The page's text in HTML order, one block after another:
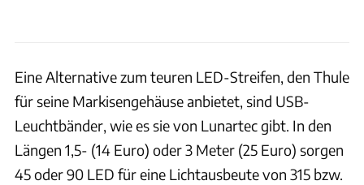
Eine Alternative zum teuren LED-Streifen, den Thule
für seine Markisengehäuse anbietet, sind USB-
Leuchtbänder, wie es sie von Lunartec gibt. In den
Längen 1,5- (14 Euro) oder 3 Meter (25 Euro) sorgen
45 oder 90 LED für eine Lichtausbeute von 315 bzw.